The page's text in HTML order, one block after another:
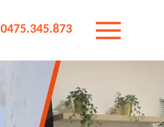
0475.345.873